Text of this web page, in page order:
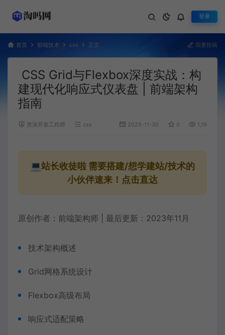
登录
首页 前端技术 css 正文 我要投稿
CSS Grid与Flexbox深度实战：构
建现代化响应式仪表盘 | 前端架构
指南
资深开发工程师 css 2025-11-30 0 1,191
💻站长收徒啦 需要搭建/想学建站/技术的
小伙伴速来！点击直达
原创作者：前端架构师 | 最后更新：2023年11月
技术架构概述
Grid网格系统设计
Flexbox高级布局
响应式适配策略